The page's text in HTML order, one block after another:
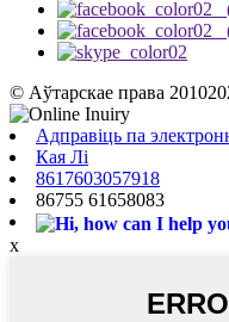
© Аўтарскае права
Адправіць па
Кая Лі
8617603057918
86755 61658083
x